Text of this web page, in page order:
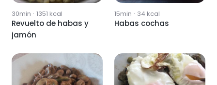
30min · 1351 kcal
Revuelto de habas y
jamón
15min · 34 kcal
Habas cochas